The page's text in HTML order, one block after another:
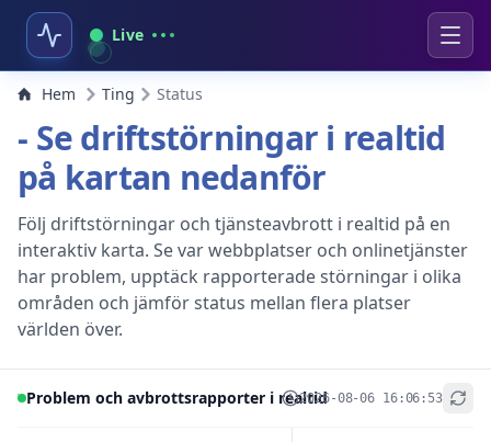
Live
Hem Ting Status
- Se driftstörningar i realtid
på kartan nedanför
Följ driftstörningar och tjänsteavbrott i realtid på en
interaktiv karta. Se var webbplatser och onlinetjänster
har problem, upptäck rapporterade störningar i olika
områden och jämför status mellan flera platser
världen över.
Problem och avbrottsrapporter i realtid2026-08-06 16:06:53
+